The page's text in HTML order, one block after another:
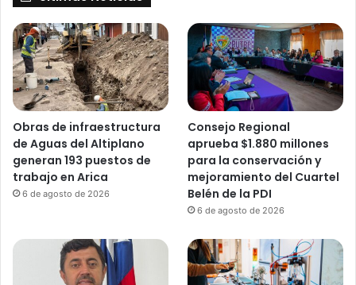
Obras de infraestructura
de Aguas del Altiplano
generan 193 puestos de
trabajo en Arica
6 de agosto de 2026
Consejo Regional
aprueba $1.880 millones
para la conservación y
mejoramiento del Cuartel
Belén de la PDI
6 de agosto de 2026